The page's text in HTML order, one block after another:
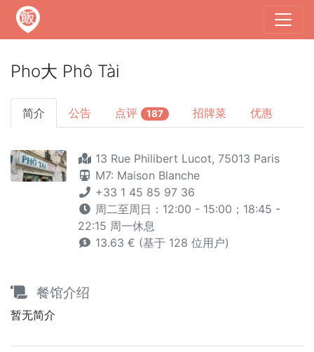
Pho大 Phô Tài
简介 公告 点评 187 招牌菜 优惠
13 Rue Philibert Lucot, 75013 Paris
M7: Maison Blanche
+33 1 45 85 97 36
周二至周日：12:00 - 15:00；18:45 -
22:15 周一休息
13.63 € (基于 128 位用户)
餐馆介绍
暂无简介